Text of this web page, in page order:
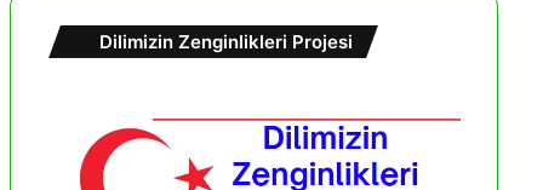
Dilimizin Zenginlikleri Projesi